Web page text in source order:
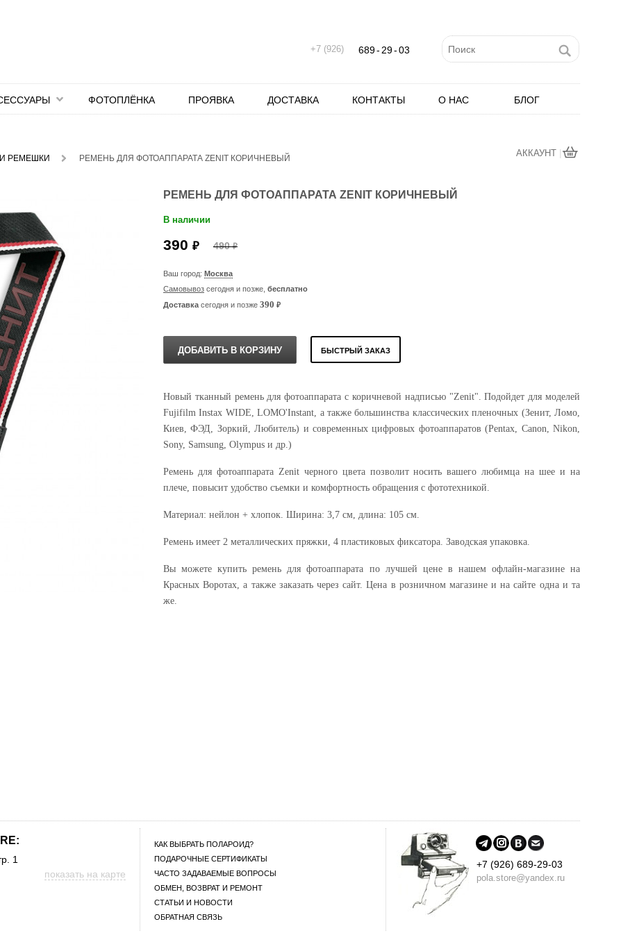
АККАУНТ |
ФОТОПЛЁНКА ПРОЯВКА ДОСТАВКА КОНТАКТЫ О НАС БЛОГ
+7 (926) 689- 29-03
РЕМЕШКИ РЕМЕНЬ ДЛЯ ФОТОАППАРАТА ZENIT КОРИЧНЕВЫЙ
РЕМЕНЬ ДЛЯ ФОТОАППАРАТА ZENIT КОРИЧНЕВЫЙ
В наличии
390 ₽ 490₽
Ваш город: Москва
Самовывоз сегодня и позже, бесплатно
Доставка сегодня и позже 390 ₽
БЫСТРЫЙ ЗАКАЗ
Новый тканный ремень для фотоаппарата c коричневой надписью "Zenit". Подойдет для моделей
Fujifilm Instax WIDE, LOMO'Instant, а также большинства классических пленочных (Зенит, Ломо,
Киев, ФЭД, Зоркий, Любитель) и современных цифровых фотоаппаратов (Pentax, Canon, Nikon,
Sony, Samsung, Olympus и др.)
Ремень для фотоаппарата Zenit черного цвета позволит носить вашего любимца на шее и на
плече, повысит удобство съемки и комфортность обращения с фототехникой.
Материал: нейлон + хлопок. Ширина: 3,7 см, длина: 105 см.
Ремень имеет 2 металлических пряжки, 4 пластиковых фиксатора. Заводская упаковка.
Вы можете купить ремень для фотоаппарата по лучшей цене в нашем офлайн-магазине на
Красных Воротах, а также заказать через сайт. Цена в розничном магазине и на сайте одна и та
же.
1
показать на карте
КАК ВЫБРАТЬ ПОЛАРОИД?
ПОДАРОЧНЫЕ СЕРТИФИКАТЫ
ЧАСТО ЗАДАВАЕМЫЕ ВОПРОСЫ
ОБМЕН, ВОЗВРАТ И РЕМОНТ
СТАТЬИ И НОВОСТИ
ОБРАТНАЯ СВЯЗЬ
+7 (926) 689-29-03
pola.store@yandex.ru